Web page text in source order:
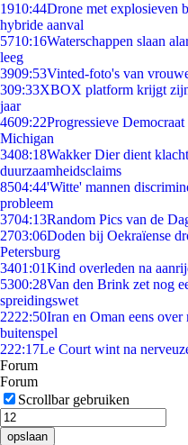
1910:44Drone met explosieven
hybride aanval
5710:16Waterschappen slaan
leeg
3909:53Vinted-foto's van
309:33XBOX platform krijgt
jaar
4609:22Progressieve
Michigan
3408:18Wakker Dier dient
duurzaamheidsclaims
8504:44'Witte' mannen
probleem
3704:13Random Pics van de
2703:06Doden bij Oekraïense
Petersburg
3401:01Kind overleden na
5300:28Van den Brink zet nog
spreidingswet
2222:50Iran en Oman eens
buitenspel
222:17Le Court wint na
Forum
Forum
Scrollbar gebruiken
opslaan